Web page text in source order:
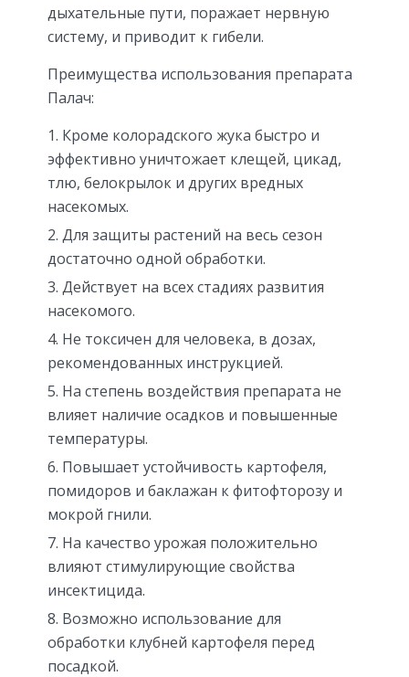
дыхательные пути, поражает нервную
систему, и приводит к гибели.
Преимущества использования препарата
Палач:
Кроме колорадского жука быстро и
эффективно уничтожает клещей, цикад,
тлю, белокрылок и других вредных
насекомых.
Для защиты растений на весь сезон
достаточно одной обработки.
Действует на всех стадиях развития
насекомого.
Не токсичен для человека, в дозах,
рекомендованных инструкцией.
На степень воздействия препарата не
влияет наличие осадков и повышенные
температуры.
Повышает устойчивость картофеля,
помидоров и баклажан к фитофторозу и
мокрой гнили.
На качество урожая положительно
влияют стимулирующие свойства
инсектицида.
Возможно использование для
обработки клубней картофеля перед
посадкой.